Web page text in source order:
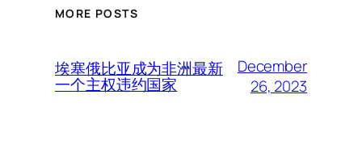
MORE POSTS
埃塞俄比亚成为非洲最新
一个主权违约国家
December
26, 2023